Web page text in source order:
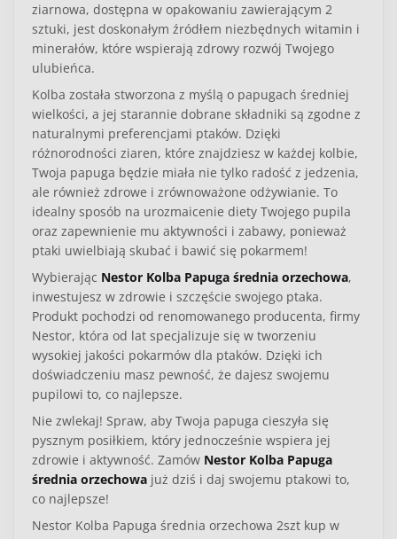
ziarnowa, dostępna w opakowaniu zawierającym 2
sztuki, jest doskonałym źródłem niezbędnych witamin i
minerałów, które wspierają zdrowy rozwój Twojego
ulubieńca.
Kolba została stworzona z myślą o papugach średniej
wielkości, a jej starannie dobrane składniki są zgodne z
naturalnymi preferencjami ptaków. Dzięki
różnorodności ziaren, które znajdziesz w każdej kolbie,
Twoja papuga będzie miała nie tylko radość z jedzenia,
ale również zdrowe i zrównoważone odżywianie. To
idealny sposób na urozmaicenie diety Twojego pupila
oraz zapewnienie mu aktywności i zabawy, ponieważ
ptaki uwielbiają skubać i bawić się pokarmem!
Wybierając Nestor Kolba Papuga średnia orzechowa,
inwestujesz w zdrowie i szczęście swojego ptaka.
Produkt pochodzi od renomowanego producenta, firmy
Nestor, która od lat specjalizuje się w tworzeniu
wysokiej jakości pokarmów dla ptaków. Dzięki ich
doświadczeniu masz pewność, że dajesz swojemu
pupilowi to, co najlepsze.
Nie zwlekaj! Spraw, aby Twoja papuga cieszyła się
pysznym posiłkiem, który jednocześnie wspiera jej
zdrowie i aktywność. Zamów Nestor Kolba Papuga
średnia orzechowa już dziś i daj swojemu ptakowi to,
co najlepsze!
Nestor Kolba Papuga średnia orzechowa 2szt kup w